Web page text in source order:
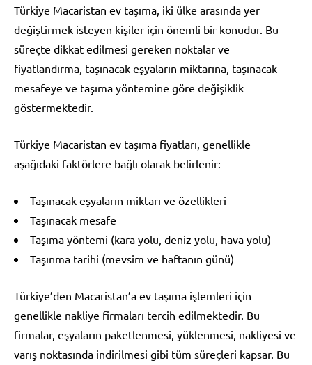
Türkiye Macaristan ev taşıma, iki ülke arasında yer
değiştirmek isteyen kişiler için önemli bir konudur. Bu
süreçte dikkat edilmesi gereken noktalar ve
fiyatlandırma, taşınacak eşyaların miktarına, taşınacak
mesafeye ve taşıma yöntemine göre değişiklik
göstermektedir.
Türkiye Macaristan ev taşıma fiyatları, genellikle
aşağıdaki faktörlere bağlı olarak belirlenir:
Taşınacak eşyaların miktarı ve özellikleri
Taşınacak mesafe
Taşıma yöntemi (kara yolu, deniz yolu, hava yolu)
Taşınma tarihi (mevsim ve haftanın günü)
Türkiye’den Macaristan’a ev taşıma işlemleri için
genellikle nakliye firmaları tercih edilmektedir. Bu
firmalar, eşyaların paketlenmesi, yüklenmesi, nakliyesi ve
varış noktasında indirilmesi gibi tüm süreçleri kapsar. Bu